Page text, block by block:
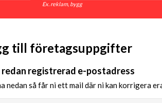
Ex. reklam, bygg
till företagsuppgifter
redan registrerad e-postadress
nedan så får ni ett mail där ni kan korrigera